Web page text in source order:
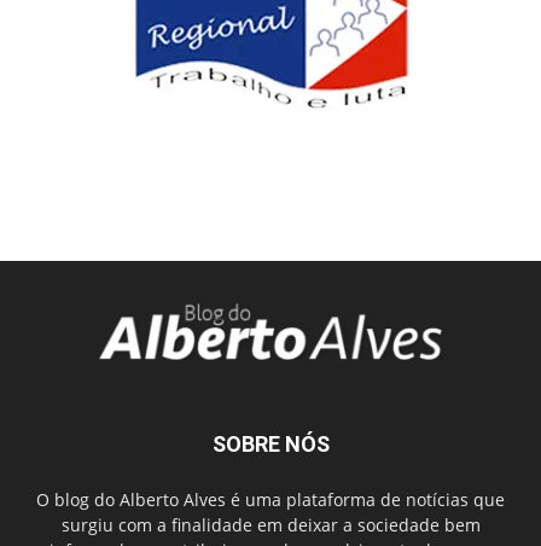
SOBRE NÓS
O blog do Alberto Alves é uma plataforma de notícias que
surgiu com a finalidade em deixar a sociedade bem